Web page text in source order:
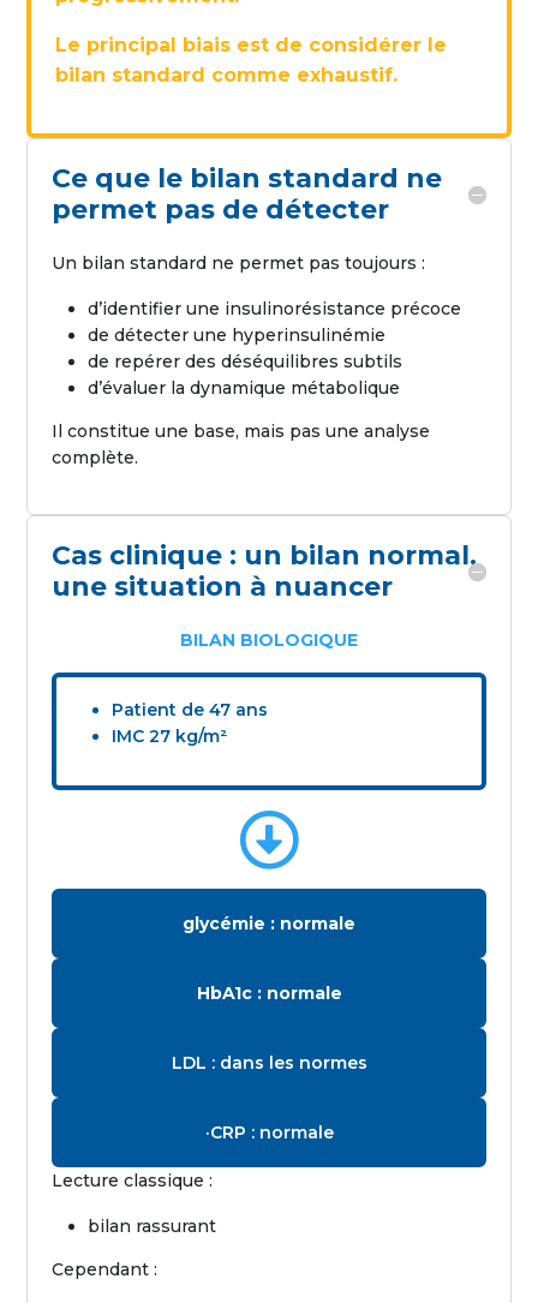
Le principal biais est de considérer le
bilan standard comme exhaustif.
Ce que le bilan standard ne
permet pas de détecter
Un bilan standard ne permet pas toujours :
d’identifier une insulinorésistance précoce
de détecter une hyperinsulinémie
de repérer des déséquilibres subtils
d’évaluer la dynamique métabolique
Il constitue une base, mais pas une analyse
complète.
Cas clinique : un bilan normal,
une situation à nuancer
BILAN BIOLOGIQUE
Patient de 47 ans
IMC 27 kg/m²

glycémie : normale
HbA1c : normale
LDL : dans les normes
·CRP : normale
Lecture classique :
bilan rassurant
Cependant :